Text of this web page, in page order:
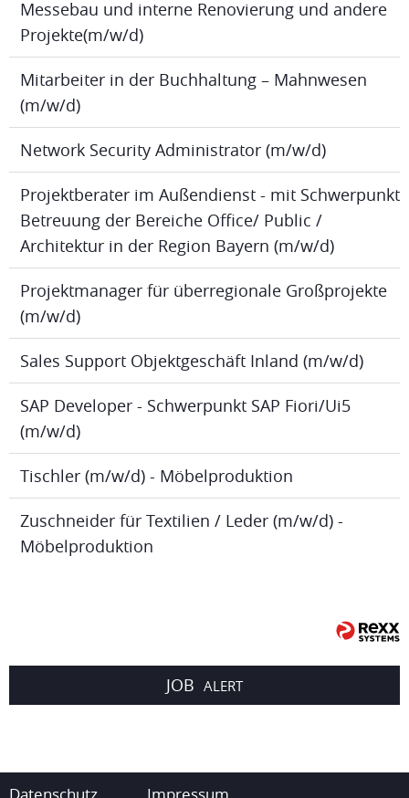
Messebau und interne Renovierung und andere
Projekte(m/w/d)
Mitarbeiter in der Buchhaltung – Mahnwesen
(m/w/d)
Network Security Administrator (m/w/d)
Projektberater im Außendienst - mit Schwerpunkt
Betreuung der Bereiche Office/ Public /
Architektur in der Region Bayern (m/w/d)
Projektmanager für überregionale Großprojekte
(m/w/d)
Sales Support Objektgeschäft Inland (m/w/d)
SAP Developer - Schwerpunkt SAP Fiori/Ui5
(m/w/d)
Tischler (m/w/d) - Möbelproduktion
Zuschneider für Textilien / Leder (m/w/d) -
Möbelproduktion
JOB ALERT